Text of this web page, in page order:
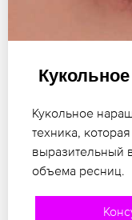
Кукольное
техника,
выразительный
объема ресниц.